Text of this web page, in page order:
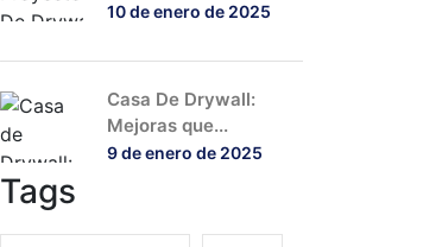
10 de enero de 2025
Casa De Drywall:
Mejoras que...
9 de enero de 2025
Tags